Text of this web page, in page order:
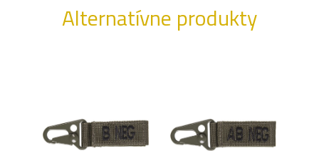
Alternatívne produkty